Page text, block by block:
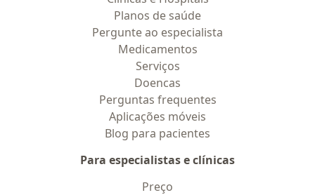
Planos de saúde
Pergunte ao especialista
Medicamentos
Serviços
Doencas
Perguntas frequentes
Aplicações móveis
Blog para pacientes
Para especialistas e clínicas
Preço